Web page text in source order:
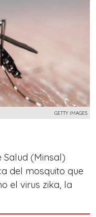
GETTY IMAGES
Salud (Minsal)
del mosquito que
el virus zika, la